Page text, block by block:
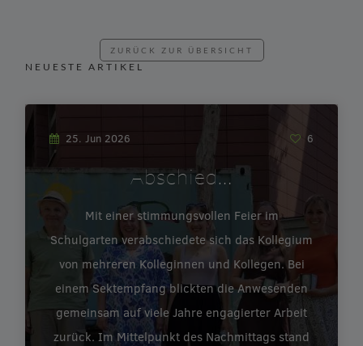
ZURÜCK ZUR ÜBERSICHT
NEUESTE ARTIKEL
25. Jun 2026 6
Abschied…
Mit einer stimmungsvollen Feier im
Schulgarten verabschiedete sich das Kollegium
von mehreren Kolleginnen und Kollegen. Bei
einem Sektempfang blickten die Anwesenden
gemeinsam auf viele Jahre engagierter Arbeit
zurück. Im Mittelpunkt des Nachmittags stand